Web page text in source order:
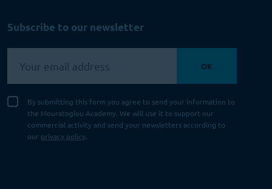
VAMOS!
Subscribe to our newsletter
By submitting this form you agree to send your information to
the Mouratoglou Academy. We will use it to support our
commercial activity and send your newsletters according to
our privacy policy.
OK